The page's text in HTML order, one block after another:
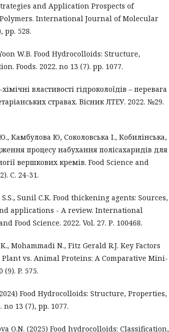
and Application Prospects of
International Journal of Molecular
рр. 528.
W.B. Food Hydrocolloids: Structure,
Foods. 2022. no 13 (7). рр. 1077.
властивості гідроколоїдів – перевага
стравах. Вісник ЛТЕУ. 2022. №29.
Камбулова Ю, Соколовська І., Кобилінська,
процесу набухання полісахаридів для
вершкових кремів. Food Science and
С. 24-31.
Sunil С.К. Food thickening agents: Sources,
applications - A review. International
Food Science. 2022. Vol. 27. Р. 100468.
Mohammadi N., Fitz Gerald R.J. Key Factors
vs. Animal Proteins: A Comparative Mini-
(9). P. 575.
Food Hydrocolloids: Structure, Properties,
13 (7), рр. 1077.
O.N. (2025) Food hydrocolloids: Classification,